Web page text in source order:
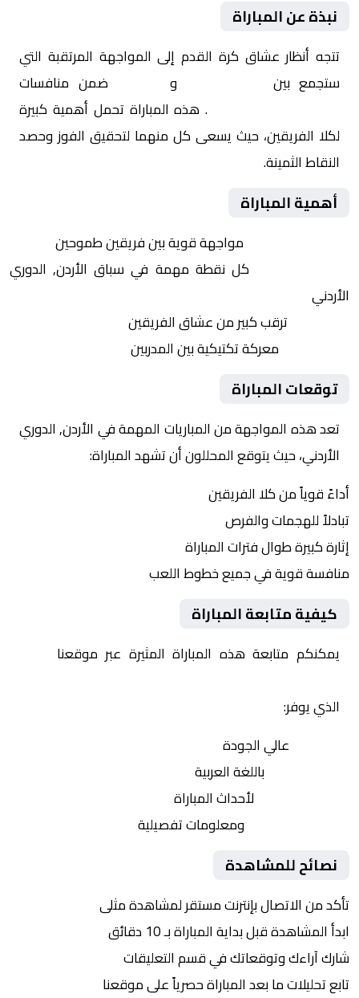
نبذة عن المباراة
تتجه أنظار عشاق كرة القدم إلى المواجهة المرتقبة التي
ستجمع بين
و
ضمن منافسات
. هذه المباراة تحمل أهمية كبيرة
لكلا الفريقين، حيث يسعى كل منهما لتحقيق الفوز وحصد
النقاط الثمينة.
أهمية المباراة
مواجهة قوية بين فريقين طموحين
كل نقطة مهمة في سباق الأردن, الدوري
الأردني
ترقب كبير من عشاق الفريقين
معركة تكتيكية بين المدربين
توقعات المباراة
تعد هذه المواجهة من المباريات المهمة في الأردن, الدوري
الأردني، حيث يتوقع المحللون أن تشهد المباراة:
أداءً قوياً من كلا الفريقين
تبادلاً للهجمات والفرص
إثارة كبيرة طوال فترات المباراة
منافسة قوية في جميع خطوط اللعب
كيفية متابعة المباراة
يمكنكم متابعة هذه المباراة المثيرة عبر موقعنا
الذي يوفر:
عالي الجودة
باللغة العربية
لأحداث المباراة
ومعلومات تفصيلية
نصائح للمشاهدة
تأكد من الاتصال بإنترنت مستقر لمشاهدة مثلى
ابدأ المشاهدة قبل بداية المباراة بـ 10 دقائق
شارك آراءك وتوقعاتك في قسم التعليقات
تابع تحليلات ما بعد المباراة حصرياً على موقعنا